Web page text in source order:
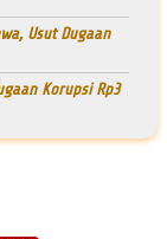
Usut Dugaan
Korupsi Rp3